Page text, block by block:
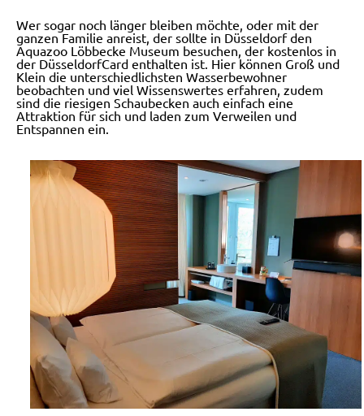
Wer sogar noch länger bleiben möchte, oder mit der
ganzen Familie anreist, der sollte in Düsseldorf den
Aquazoo Löbbecke Museum besuchen, der kostenlos in
der DüsseldorfCard enthalten ist. Hier können Groß und
Klein die unterschiedlichsten Wasserbewohner
beobachten und viel Wissenswertes erfahren, zudem
sind die riesigen Schaubecken auch einfach eine
Attraktion für sich und laden zum Verweilen und
Entspannen ein.